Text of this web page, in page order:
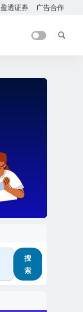
盈透证券 广告合作
搜
索